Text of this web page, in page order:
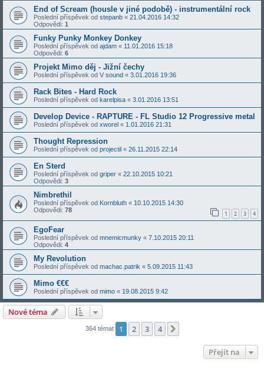
End of Scream (housle v jiné podobě) - instrumentální rock
Poslední příspěvek od stepanb « 21.04.2016 14:32
Odpovědi: 1
Funky Punky Monkey Donkey
Poslední příspěvek od ajdam « 11.01.2016 15:18
Odpovědi: 6
Projekt Mimo děj - Jižní čechy
Poslední příspěvek od V sound « 3.01.2016 19:36
Rack Bites - Hard Rock
Poslední příspěvek od karelpisa « 3.01.2016 13:51
Develop Device - RAPTURE - FL Studio 12 Progressive metal
Poslední příspěvek od xworel « 1.01.2016 21:31
Thought Repression
Poslední příspěvek od projectil « 26.11.2015 22:14
En Sterd
Poslední příspěvek od griper « 22.10.2015 10:21
Odpovědi: 3
Nimbrethil
Poslední příspěvek od Kornbluth « 10.10.2015 14:30
Odpovědi: 78 1 2 3 4
EgoFear
Poslední příspěvek od mnemicmunky « 7.10.2015 20:11
Odpovědi: 4
My Revolution
Poslední příspěvek od machac.patrik « 5.09.2015 11:43
Mimo €€€
Poslední příspěvek od mimo « 19.08.2015 9:42
Nové téma
364 témat 1 2 3 4
Přejít na